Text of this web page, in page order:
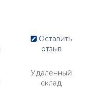
Оставить
отзыв
Удаленный
склад